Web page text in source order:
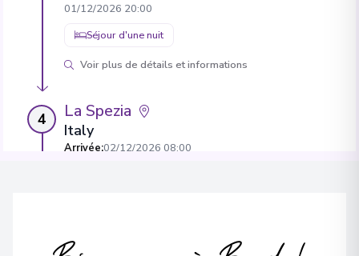
01/12/2026 20:00
Séjour d'une nuit
Voir plus de détails et informations
4 La Spezia
Italy
Arrivée:02/12/2026 08:00